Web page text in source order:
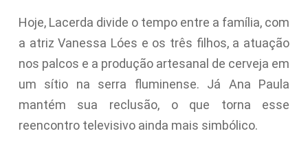
Hoje, Lacerda divide o tempo entre a família, com
a atriz Vanessa Lóes e os três filhos, a atuação
nos palcos e a produção artesanal de cerveja em
um sítio na serra fluminense. Já Ana Paula
mantém sua reclusão, o que torna esse
reencontro televisivo ainda mais simbólico.